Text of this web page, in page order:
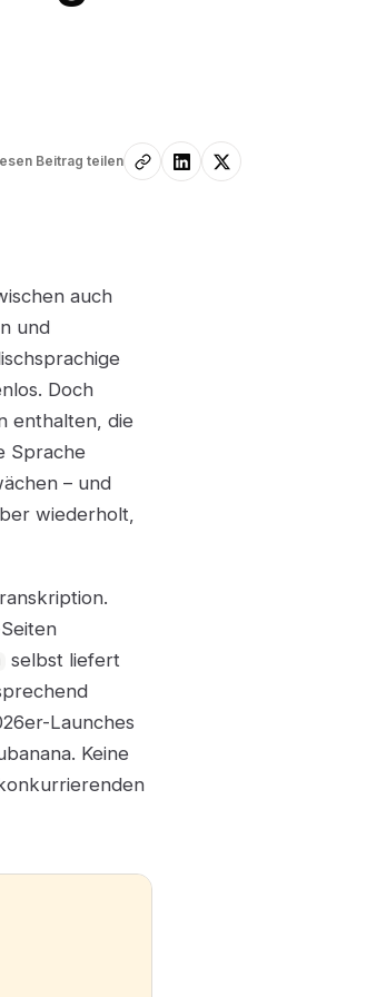
Beitrag teilen
auch
und
Doch
enthalten, die
Sprache
– und
wiederholt,
selbst liefert
Launches
Keine